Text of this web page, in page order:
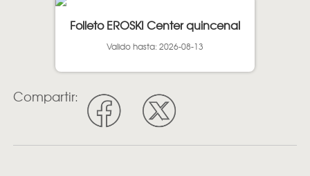
Folleto EROSKI Center quincenal
Valido hasta: 2026-08-13
Compartir: